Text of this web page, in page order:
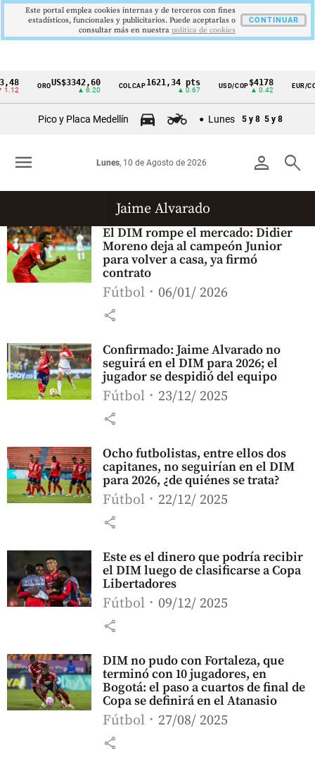
Cintillo
Colombia
OROUS$3342,60
▲ 8.20
COLCAP1621,34 pts
▲ 0.67
USD/COP$4178
▲ 0.42
EUR/
Pico y Placa Medellín Lunes 5 y 8 5 y 8
person search
Lunes, 10 de Agosto de 2026
menu
Jaime Alvarado
El DIM rompe el mercado: Didier
Moreno deja al campeón Junior
para volver a casa, ya firmó
contrato
Fútbol 06/01/ 2026
share
Confirmado: Jaime Alvarado no
seguirá en el DIM para 2026; el
jugador se despidió del equipo
Fútbol 23/12/ 2025
share
Ocho futbolistas, entre ellos dos
capitanes, no seguirían en el DIM
para 2026, ¿de quiénes se trata?
Fútbol 22/12/ 2025
share
Este es el dinero que podría recibir
el DIM luego de clasificarse a Copa
Libertadores
Fútbol 09/12/ 2025
share
DIM no pudo con Fortaleza, que
terminó con 10 jugadores, en
Bogotá: el paso a cuartos de final de
Copa se definirá en el Atanasio
Fútbol 27/08/ 2025
share
Este portal emplea cookies internas y de terceros con fines
estadísticos, funcionales y publicitarios. Puede aceptarlas o
consultar más en nuestra politica de cookies
CONTINUAR